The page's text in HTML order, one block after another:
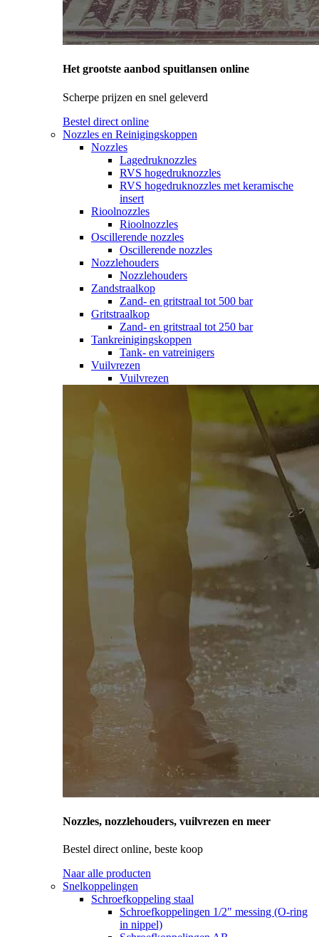
Het grootste aanbod spuitlansen online
Scherpe prijzen en snel geleverd
Bestel direct online
Nozzles en Reinigingskoppen
Nozzles
Lagedruknozzles
RVS hogedruknozzles
RVS hogedruknozzles met keramische
insert
Rioolnozzles
Rioolnozzles
Oscillerende nozzles
Oscillerende nozzles
Nozzlehouders
Nozzlehouders
Zandstraalkop
Zand- en gritstraal tot 500 bar
Gritstraalkop
Zand- en gritstraal tot 250 bar
Tankreinigingskoppen
Tank- en vatreinigers
Vuilvrezen
Vuilvrezen
Nozzles, nozzlehouders, vuilvrezen en meer
Bestel direct online, beste koop
Naar alle producten
Snelkoppelingen
Schroefkoppeling staal
Schroefkoppelingen 1/2" messing (O-ring
in nippel)